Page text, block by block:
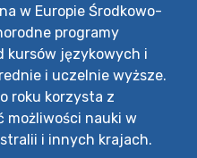
w Europie Środkowo-
programy
kursów językowych i
i uczelnie wyższe.
roku korzysta z
możliwości nauki w
i innych krajach.